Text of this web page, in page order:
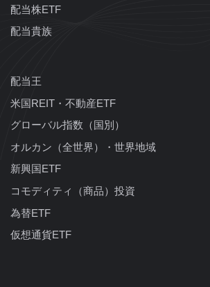
配当株ETF
配当貴族
配当王
米国REIT・不動産ETF
グローバル指数（国別）
オルカン（全世界）・世界地域
新興国ETF
コモディティ（商品）投資
為替ETF
仮想通貨ETF